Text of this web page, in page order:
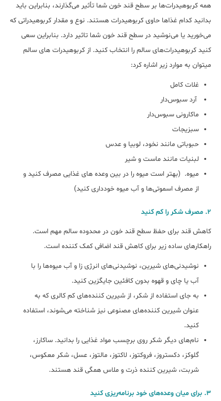
همه کربوهیدرات‎‌ها بر سطح قند خون شما تأثیر می‌گذارند، بنابراین باید
بدانید کدام غذاها حاوی کربوهیدرات هستند. نوع و مقدار کربوهیدراتی که
می‌خورید یا می‌نوشید در سطح قند خون شما تاثیر دارد. بنابراین سعی
کنید کربوهیدرات‌های سالم را انتخاب کنید. از کربوهیدرات های سالم
می‎توان به موارد زیر اشاره کرد:
غلات کامل
آرد سبوس‌دار
ماکارونی سبوس‌دار
سبزیجات
حبوباتی مانند نخود، لوبیا و عدس
لبنیات مانند ماست و شیر
میوه. (بهتر است میوه را در بین وعده های غذایی مصرف کنید و
از مصرف اسموتی‌ها و آب میوه خودداری کنید)
۲. مصرف شکر را کم کنید
کاهش قند برای حفظ سطح قند خون در محدوده سالم مهم است.
راهکارهای ساده زیر برای کاهش قند اضافی کمک کننده است.
نوشیدنی‌های شیرین، نوشیدنی‌های انرژی زا و آب میوه‌ها را با
آب یا چای و قهوه بدون کافئین جایگزین کنید.
به جای استفاده از شکر، از شیرین کننده‌های کم کالری که به
عنوان شیرین کننده‌های مصنوعی نیز شناخته می‌شوند، استفاده
کنید.
نام‌های دیگر شکر روی برچسب مواد غذایی را بدانید. ساکارز،
گلوکز، دکستروز، فروکتوز، لاکتوز، مالتوز، عسل، شکر معکوس،
شربت، شیرین کننده ذرت و ملاس همگی قند هستند.
۳. برای میان وعده‌های خود برنامه‌ریزی کنید